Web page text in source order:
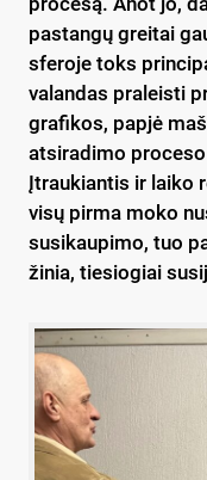
pastangų greitai
sferoje toks
valandas praleisti
grafikos, papjė
atsiradimo
Įtraukiantis ir laiko
visų pirma moko
susikaupimo, tuo
žinia, tiesiogiai